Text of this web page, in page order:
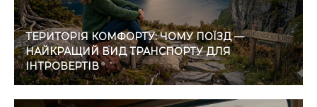
ТЕРИТОРІЯ КОМФОРТУ: ЧОМУ ПОЇЗД —
НАЙКРАЩИЙ ВИД ТРАНСПОРТУ ДЛЯ
ІНТРОВЕРТІВ